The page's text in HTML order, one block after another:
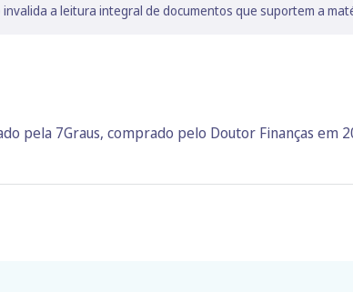
a leitura integral de documentos que suportem a
pela 7Graus, comprado pelo Doutor Finanças em